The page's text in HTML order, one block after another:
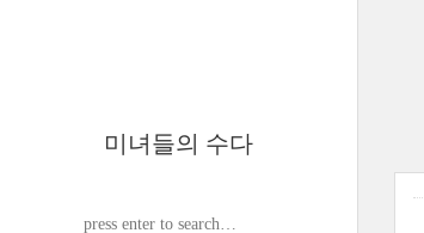
미녀들의 수다